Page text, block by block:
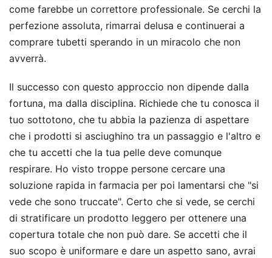
come farebbe un correttore professionale. Se cerchi la
perfezione assoluta, rimarrai delusa e continuerai a
comprare tubetti sperando in un miracolo che non
avverrà.
Il successo con questo approccio non dipende dalla
fortuna, ma dalla disciplina. Richiede che tu conosca il
tuo sottotono, che tu abbia la pazienza di aspettare
che i prodotti si asciughino tra un passaggio e l'altro e
che tu accetti che la tua pelle deve comunque
respirare. Ho visto troppe persone cercare una
soluzione rapida in farmacia per poi lamentarsi che "si
vede che sono truccate". Certo che si vede, se cerchi
di stratificare un prodotto leggero per ottenere una
copertura totale che non può dare. Se accetti che il
suo scopo è uniformare e dare un aspetto sano, avrai